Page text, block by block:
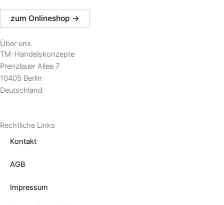
zum Onlineshop ->
Über uns
TM-Handelskonzepte
Prenzlauer Allee 7
10405 Berlin
Deutschland
Rechtliche Links
Kontakt
AGB
Impressum